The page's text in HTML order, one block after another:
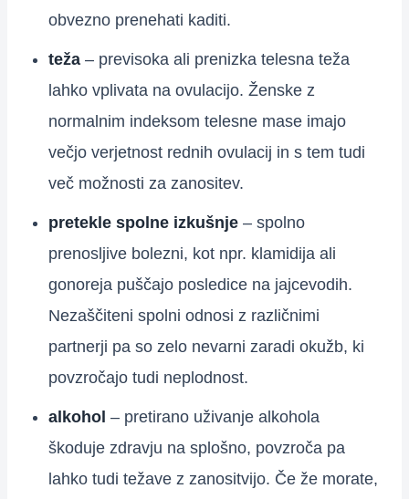
obvezno prenehati kaditi.
teža– previsoka ali prenizka telesna teža
lahko vplivata na ovulacijo. Ženske z
normalnim indeksom telesne mase imajo
večjo verjetnost rednih ovulacij in s tem tudi
več možnosti za zanositev.
pretekle spolne izkušnje– spolno
prenosljive bolezni, kot npr. klamidija ali
gonoreja puščajo posledice na jajcevodih.
Nezaščiteni spolni odnosi z različnimi
partnerji pa so zelo nevarni zaradi okužb, ki
povzročajo tudi neplodnost.
alkohol – pretirano uživanje alkohola
škoduje zdravju na splošno, povzroča pa
lahko tudi težave z zanositvijo. Če že morate,